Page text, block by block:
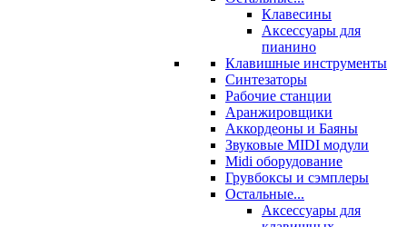
Клавесины
Аксессуары для
пианино
Клавишные инструменты
Синтезаторы
Рабочие станции
Аранжировщики
Аккордеоны и Баяны
Звуковые MIDI модули
Midi оборудование
Грувбоксы и сэмплеры
Остальные...
Аксессуары для